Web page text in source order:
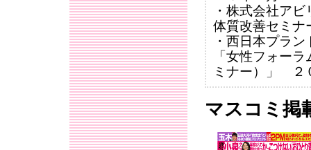
・株式会社ア
体質改善セミ
・西日本プラ
「女性フォー
ミナー）」 ２
マスコミ掲